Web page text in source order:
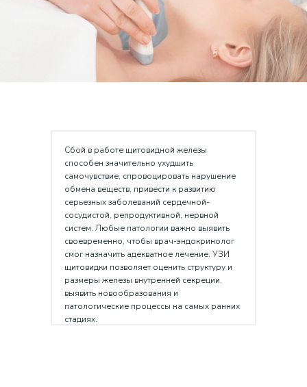
Сбой в работе щитовидной железы
способен значительно ухудшить
самочувствие, спровоцировать нарушение
обмена веществ, привести к развитию
серьезных заболеваний сердечной-
сосудистой, репродуктивной, нервной
систем. Любые патологии важно выявить
своевременно, чтобы врач-эндокринолог
смог назначить адекватное лечение. УЗИ
щитовидки позволяет оценить структуру и
размеры железы внутренней секреции,
выявить новообразования и
патологические процессы на самых ранних
стадиях.